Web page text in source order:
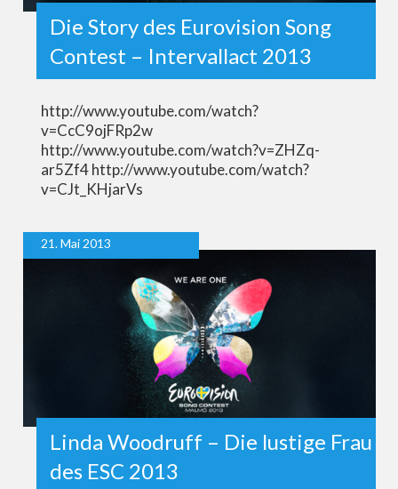
Die Story des Eurovision Song
Contest – Intervallact 2013
http://www.youtube.com/watch?
v=CcC9ojFRp2w
http://www.youtube.com/watch?v=ZHZq-
ar5Zf4 http://www.youtube.com/watch?
v=CJt_KHjarVs
21. Mai 2013
Linda Woodruff – Die lustige Frau
des ESC 2013